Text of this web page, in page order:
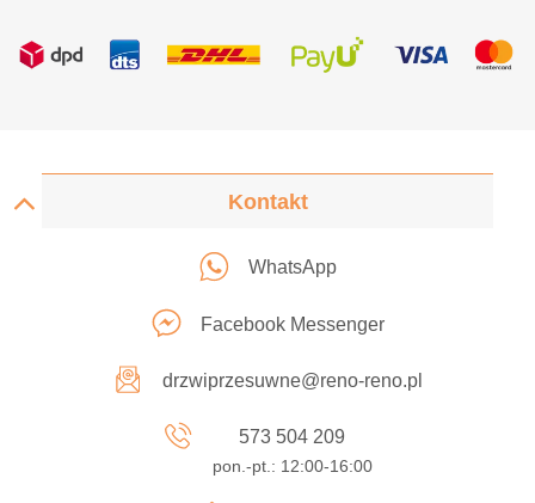
Kontakt
WhatsApp
Facebook Messenger
drzwiprzesuwne@reno-reno.pl
573 504 209
pon.-pt.: 12:00-16:00